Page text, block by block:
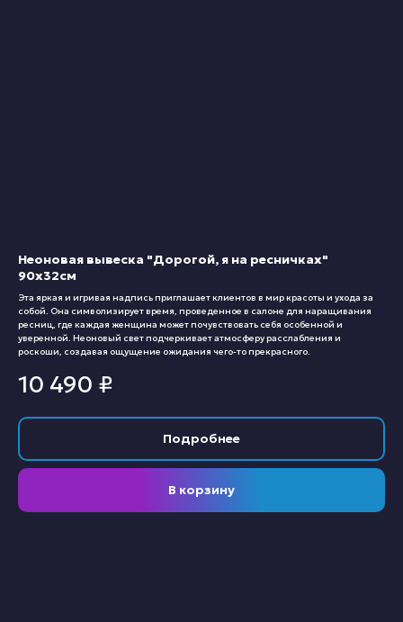
Неоновая вывеска "Дорогой, я на ресничках"
90х32см
Эта яркая и игривая надпись приглашает клиентов в мир красоты и ухода за
собой. Она символизирует время, проведенное в салоне для наращивания
ресниц, где каждая женщина может почувствовать себя особенной и
уверенной. Неоновый свет подчеркивает атмосферу расслабления и
роскоши, создавая ощущение ожидания чего-то прекрасного.
10 490 ₽
Подробнее
В корзину